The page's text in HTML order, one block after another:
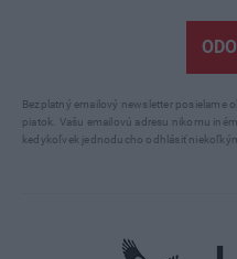
Bezplatný emailový newsletter posielame
piatok. Vašu emailovú adresu nikomu
kedykoľvek jednoducho odhlásiť